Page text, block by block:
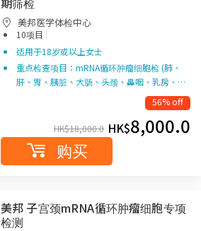
美邦医学体检中心
10项目 |
适用于18岁或以上女士
重点检查项目：mRNA循环肿瘤细胞检 (肺、
肝、胃、胰脏、大肠、头颈、鼻咽、乳房、…
56% off
HK$18,000.0 HK$8,000.0
购买
美邦 子宫颈mRNA循环肿瘤细胞专项
检测